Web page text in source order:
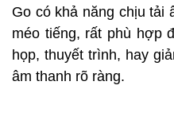
Go có khả năng chịu tải
méo tiếng, rất phù hợp
họp, thuyết trình, hay
âm thanh rõ ràng.